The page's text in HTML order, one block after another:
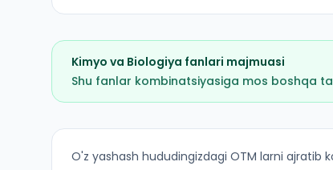
Kimyo va Biologiya fanlari majmuasi
Shu fanlar kombinatsiyasiga mos boshqa
Fundamental tibbiyot (Qumqoʻrgʻon
O'z yashash hududingizdagi OTM larni